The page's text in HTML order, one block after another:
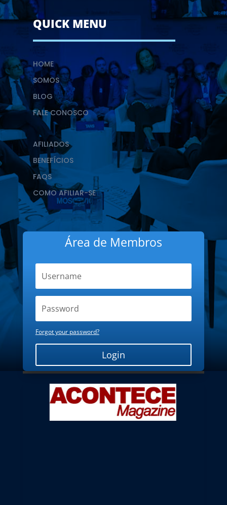
QUICK MENU
HOME
SOMOS
BLOG
FALE CONOSCO
AFILIADOS
BENEFÍCIOS
FAQS
COMO AFILIAR-SE
Área de Membros
Forgot your password?
Login